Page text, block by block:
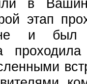
в
этап
и был